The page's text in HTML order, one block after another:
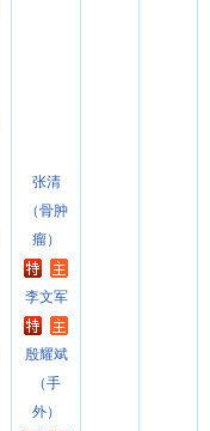
张清
（骨肿
瘤）
李文军
殷耀斌
（手
外）